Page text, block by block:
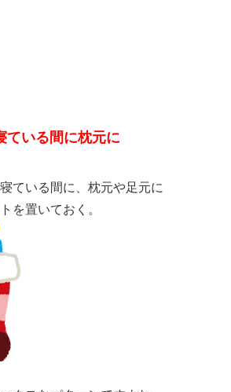
ている間に枕元に
ている間に、枕元や足元に
を置いておく。